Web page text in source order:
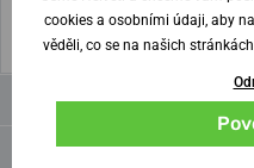
(U tisku
Videa
Parametry a funkce
cookies a osobními údaji, aby
věděli, co se na našich